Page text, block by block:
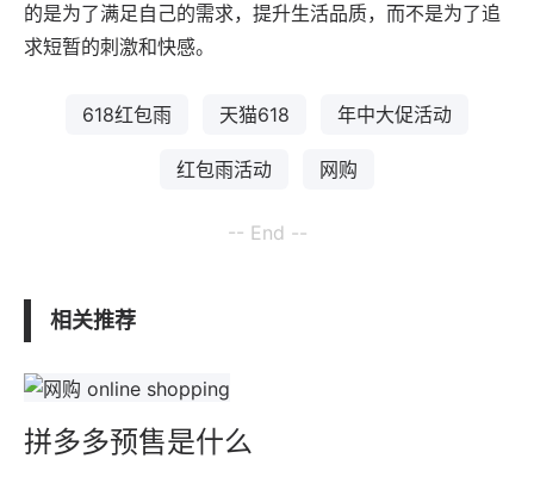
的是为了满足自己的需求，提升生活品质，而不是为了追
求短暂的刺激和快感。
618红包雨 天猫618 年中大促活动
红包雨活动 网购
-- End --
相关推荐
拼多多预售是什么